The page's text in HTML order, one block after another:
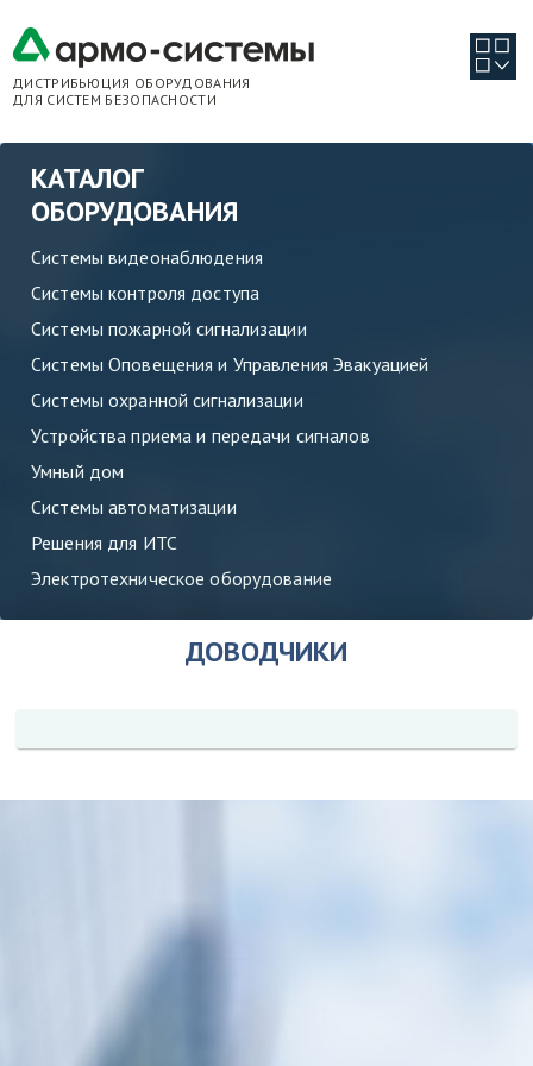
ДИСТРИБЬЮЦИЯ ОБОРУДОВАНИЯ
ДЛЯ СИСТЕМ БЕЗОПАСНОСТИ
КАТАЛОГ
ОБОРУДОВАНИЯ
Системы видеонаблюдения
Системы контроля доступа
Системы пожарной сигнализации
Системы Оповещения и Управления Эвакуацией
Системы охранной сигнализации
Устройства приема и передачи сигналов
Умный дом
Системы автоматизации
Решения для ИТС
Электротехническое оборудование
ДОВОДЧИКИ